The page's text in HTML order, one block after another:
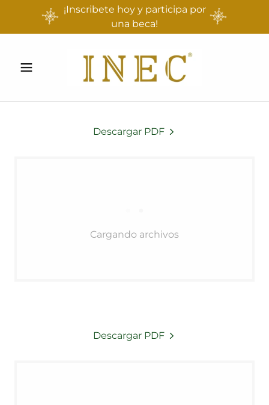
¡Inscribete hoy y participa por
una beca!
Descargar PDF
Cargando archivos
Descargar PDF